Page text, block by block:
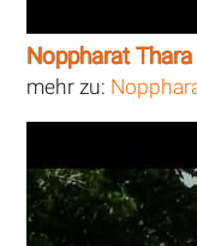
Noppharat
mehr zu: